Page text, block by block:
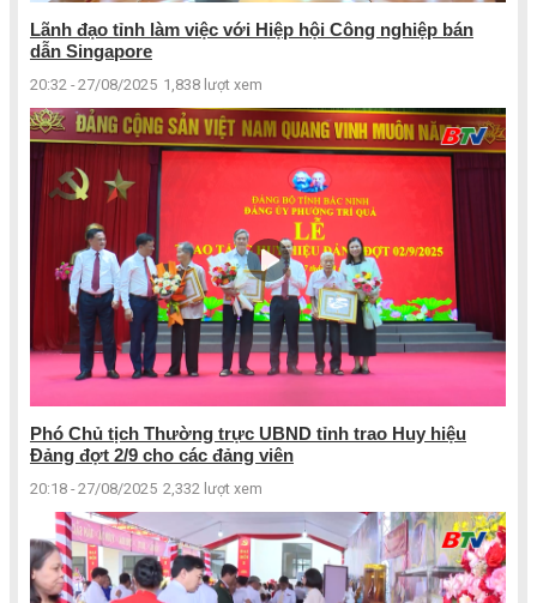
Lãnh đạo tỉnh làm việc với Hiệp hội Công nghiệp bán
dẫn Singapore
20:32 - 27/08/2025 1,838 lượt xem
Phó Chủ tịch Thường trực UBND tỉnh trao Huy hiệu
Đảng đợt 2/9 cho các đảng viên
20:18 - 27/08/2025 2,332 lượt xem